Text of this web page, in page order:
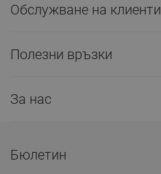
Обслужване на клиенти
Полезни връзки
За нас
Бюлетин